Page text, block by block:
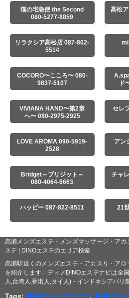
猫の宅急便 the Second
080-5277-8859
高松
リラクシア高松店 087-802-
5514
COCORO〜こころ〜 080-
9837-5107
ド
VIVIANA HAND〜第2章
へ〜 080-2975-2925
セレ
LOVE AROMA 090-5919-
2528
アン
Bridget～ブリジット～
080-4064-6663
チャ
ハッピー 087-822-8511 21
高瀬メンズエステ・メンズマッサージ・ア
ステ | DINOエステのエリア検索
高瀬駅近くのメンズエステ・アカスリ・ア
を紹介します。ディノDINOエステナビは全
人,台湾人,香港人,タイ人)・インドネシアバリ
Tags:高瀬のメンズエステ,高瀬のマ